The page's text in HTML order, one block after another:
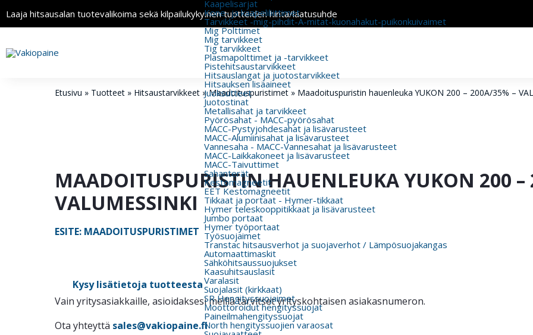
Laaja hitsausalan tuotevalikoima sekä kilpailukykyinen tuotteiden hinta/laatusuhde
Kaapelisarjat
Kone- ja kaapeliliittimet
Tarvikkeet -mig-pihdit-A-mitat-kuonahakut-puikonkuivaimet
Mig Polttimet
Mig tarvikkeet
Tig tarvikkeet
Plasmapolttimet ja -tarvikkeet
Pistehitsaustarvikkeet
Hitsauslangat ja juotostarvikkeet
Hitsauksen lisäaineet
Juoksutteet
Juotostinat
Metallisahat ja tarvikkeet
Pyörösahat - MACC-pyörösahat
MACC-Pystyjohdesahat ja lisävarusteet
MACC-Alumiinisahat ja lisävarusteet
Vannesaha - MACC-Vannesahat ja lisävarusteet
MACC-Laikkakoneet ja lisävarusteet
MACC-Taivuttimet
Sahanterät
Kestomagneetit
EET Kestomagneetit
Tikkaat ja portaat - Hymer-tikkaat
Hymer teleskooppitikkaat ja lisävarusteet
Jumbo portaat
Hymer työportaat
Työsuojaimet
Transtac hitsausverhot ja suojaverhot / Lämpösuojakangas
Automaattimaskit
Sähköhitsaussuojukset
Kaasuhitsauslasit
Varalasit
Suojalasit (kirkkaat)
SR Hengityssuojaimet
Moottoroidut hengityssuojat
Paineilmahengityssuojat
North hengityssuojien varaosat
Etusivu » Tuotteet » Hitsaustarvikkeet »Maadoituspuristimet » Maadoituspuristin hauenleuka YUKON 200 – 200A/35% –
MAADOITUSPURISTIN HAUENLEUKA YUKON 200 –
VALUMESSINKI
ESITE: MAADOITUSPURISTIMET
Kysy lisätietoja tuotteesta
Vain yritysasiakkaille, asioidaksesi meillä tarvitset yrityskohtaisen asiakasnumeron.
Ota yhteyttä sales@vakiopaine.fi